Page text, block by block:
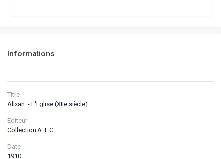
Informations
Titre
Alixan. - L'Eglise (XIIe siècle)
Editeur
Collection A. I. G.
Date
1910